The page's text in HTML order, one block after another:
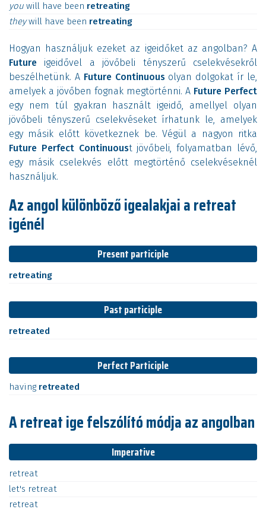
you will have been retreating
theywill have been retreating
Hogyan használjuk ezeket az igeidőket az angolban? A
Future igeidővel a jövőbeli tényszerű cselekvésekről
beszélhetünk. A Future Continuousolyan dolgokat ír le,
amelyek a jövőben fognak megtörténni. A Future Perfect
egy nem túl gyakran használt igeidő, amellyel olyan
jövőbeli tényszerű cselekvéseket írhatunk le, amelyek
egy másik előtt következnek be. Végül a nagyon ritka
Future Perfect Continuoust jövőbeli, folyamatban lévő,
egy másik cselekvés előtt megtörténő cselekvéseknél
használjuk.
Az angol különböző igealakjai a retreat
igénél
Present participle
retreating
Past participle
retreated
Perfect Participle
having retreated
A retreat ige felszólító módja az angolban
Imperative
retreat
let's retreat
retreat